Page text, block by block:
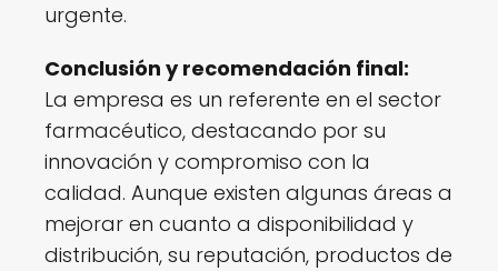
urgente.
Conclusión y recomendación final:
La empresa es un referente en el sector
farmacéutico, destacando por su
innovación y compromiso con la
calidad. Aunque existen algunas áreas a
mejorar en cuanto a disponibilidad y
distribución, su reputación, productos de